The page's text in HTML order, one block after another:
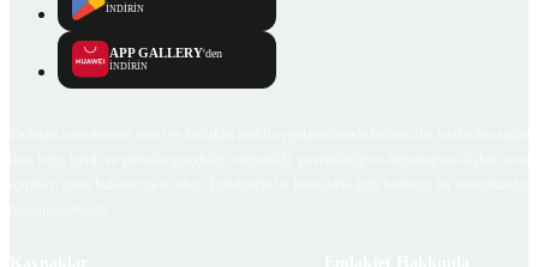
İNDİRİN
APP GALLERY'den
İNDİRİN